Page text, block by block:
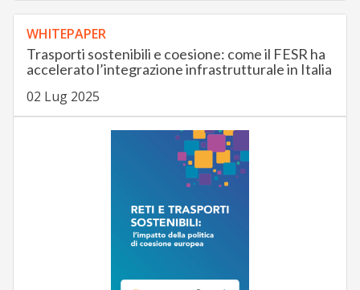
WHITEPAPER
Trasporti sostenibili e coesione: come il FESR ha
accelerato l’integrazione infrastrutturale in Italia
02 Lug 2025